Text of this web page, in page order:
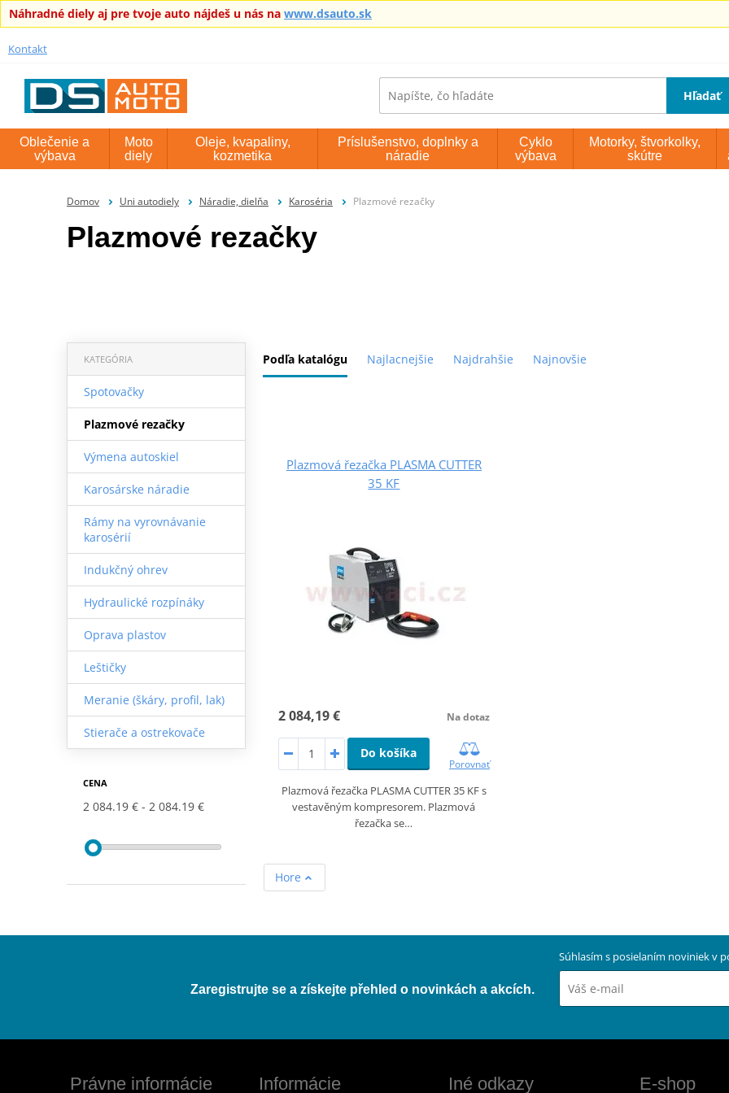
Náhradné diely aj pre tvoje auto nájdeš u nás na www.dsauto.sk
Kontakt
Hľadať
Oblečenie a
výbava
Moto
diely
Oleje, kvapaliny,
kozmetika
Príslušenstvo, doplnky a
náradie
Cyklo
výbava
Motorky, štvorkolky,
skútre
Domov Uni autodiely Náradie, dielňa Karoséria Plazmové rezačky
Plazmové rezačky
Podľa katalógu Najlacnejšie Najdrahšie Najnovšie
KATEGÓRIA
Spotovačky
Plazmové rezačky
Výmena autoskiel
Karosárske náradie
Rámy na vyrovnávanie
karosérií
Indukčný ohrev
Hydraulické rozpínáky
Oprava plastov
Leštičky
Meranie (škáry, profil, lak)
Stierače a ostrekovače
CENA
2 084.19 € 2 084.19 €
Plazmová řezačka PLASMA CUTTER
35 KF
2 084,19 € Na dotaz
Do košíka
Porovnať
Plazmová řezačka PLASMA CUTTER 35 KF s
vestavěným kompresorem. Plazmová
řezačka se…
Hore
Zaregistrujte se a získejte přehled o novinkách a akcích.
Súhlasím s posielaním noviniek v
Právne informácie Informácie Iné odkazy E-shop